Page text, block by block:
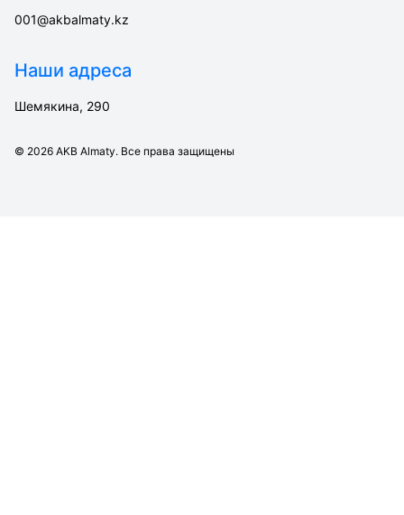
001@akbalmaty.kz
Наши адреса
Шемякина, 290
© 2026 AKB Almaty. Все права защищены